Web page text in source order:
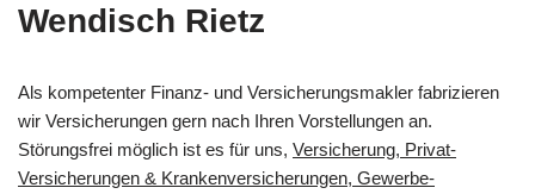
Wendisch Rietz
Als kompetenter Finanz- und Versicherungsmakler fabrizieren
wir Versicherungen gern nach Ihren Vorstellungen an.
Störungsfrei möglich ist es für uns, Versicherung, Privat-
Versicherungen & Krankenversicherungen, Gewerbe-